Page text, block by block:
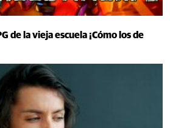
de la vieja escuela ¡Cómo los de